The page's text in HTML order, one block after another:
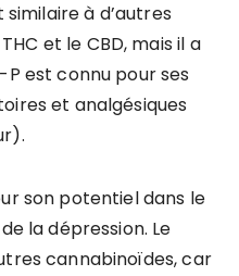
à d’autres
et le CBD, mais il a
P est connu pour ses
et analgésiques
son potentiel dans le
la dépression. Le
cannabinoïdes, car